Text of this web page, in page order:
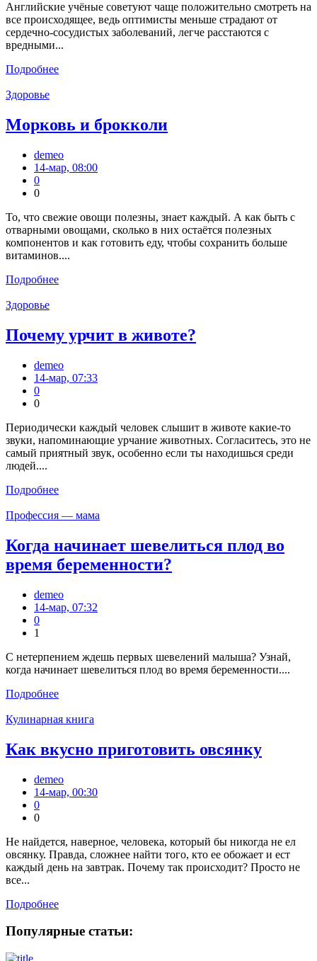
Английские учёные советуют чаще положительно смотреть на
все происходящее, ведь оптимисты меньше страдают от
сердечно-сосудистых заболеваний, легче расстаются с
вредными...
Подробнее
Здоровье
Морковь и брокколи
demeo
14-мар, 08:00
0
0
То, что свежие овощи полезны, знает каждый. А как быть с
отварными овощами, сколько в них остаётся полезных
компонентов и как готовить еду, чтобы сохранить больше
витаминов....
Подробнее
Здоровье
Почему урчит в животе?
demeo
14-мар, 07:33
0
0
Периодически каждый человек слышит в животе какие-то
звуки, напоминающие урчание животных. Согласитесь, это не
самый приятный звук, особенно если ты находишься среди
людей....
Подробнее
Профессия — мама
Когда начинает шевелиться плод во
время беременности?
demeo
14-мар, 07:32
0
1
С нетерпением ждешь первых шевелений малыша? Узнай,
когда начинает шевелиться плод во время беременности....
Подробнее
Кулинарная книга
Как вкусно приготовить овсянку
demeo
14-мар, 00:30
0
0
Не найдется, наверное, человека, который бы никогда не ел
овсянку. Правда, сложнее найти того, кто ее обожает и ест
каждый день на завтрак. Почему так происходит? Просто не
все...
Подробнее
Популярные статьи: